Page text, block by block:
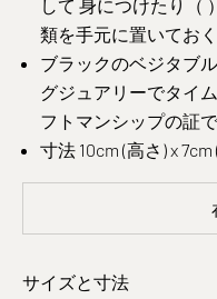
して 身につけたり（
類を手元に置いてお
ブラックのベジタブ
グジュアリーでタイ
フトマンシップの証で
寸法 10cm (高さ) x 7cm
サイズと寸法